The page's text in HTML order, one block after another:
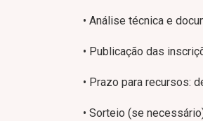
• Análise técnica e
• Publicação das
• Prazo para recursos:
• Sorteio (se